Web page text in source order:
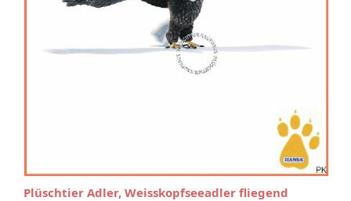
Plüschtier Adler, Weisskopfseeadler fliegend